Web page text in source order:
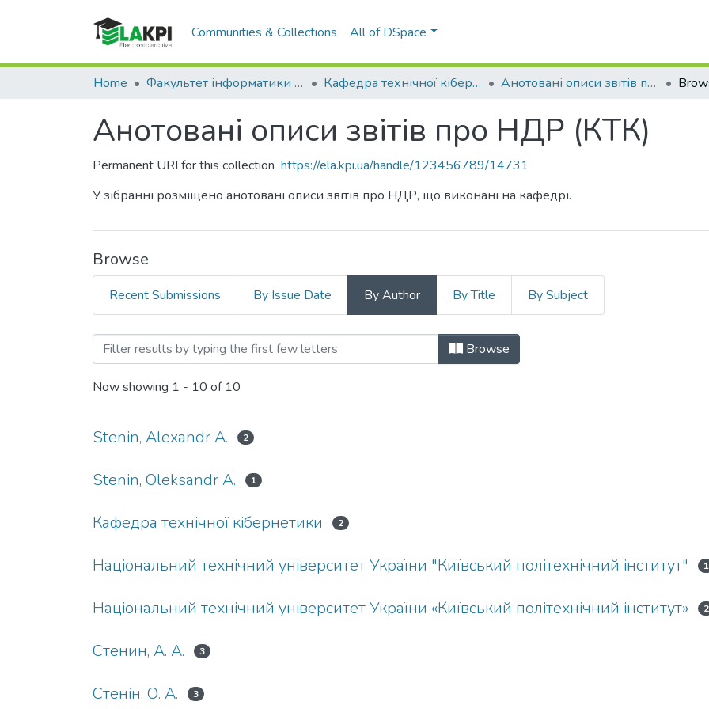
Communities & Collections All of DSpace
Home Факультет інформатики та обчислювальної техніки (ФІОТ) Кафедра технічної кібернетики (КТК) Анотовані описи звітів про НДР (КТК)
Анотовані описи звітів про НДР (КТК)
Permanent URI for this collection https://ela.kpi.ua/handle/123456789/14731
У зібранні розміщено анотовані описи звітів про НДР, що виконані на кафедрі.
Browse
Recent Submissions By Issue Date By Author By Title By Subject
Browsing Анотовані описи звітів про НДР (КТК) by Author
Browse
Now showing 1 - 10 of 10
Stenin, Alexandr A. 2
Stenin, Oleksandr A. 1
Кафедра технічної кібернетики 2
Національний технічний університет України "Київський політехнічний інститут" 1
Національний технічний університет України «Київський політехнічний інститут» 2
Стенин, А. А. 3
Стенін, О. А. 3